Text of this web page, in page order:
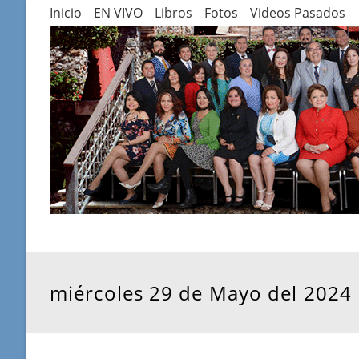
contenido
Inicio EN VIVO Libros Fotos Videos Pasados
miércoles 29 de Mayo del 2024